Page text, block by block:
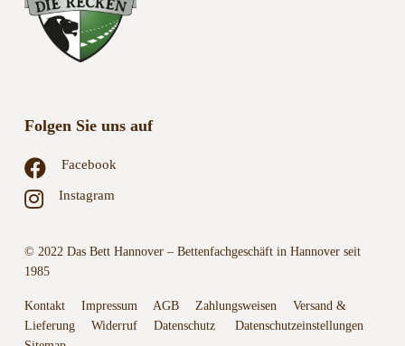
Folgen Sie uns auf
Facebook
Instagram
© 2022 Das Bett Hannover – Bettenfachgeschäft in Hannover seit
1985
Kontakt Impressum AGB Zahlungsweisen
Versand &
Lieferung
Widerruf Datenschutz
Datenschutzeinstellungen